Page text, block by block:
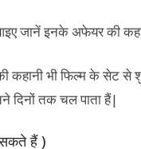
कहानी भी फिल्म के सेट से
दिनों तक चल पाता हैं|
हैं )